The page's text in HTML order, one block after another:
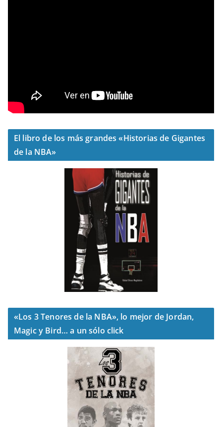
El libro de los más grandes «Historias de Gigantes
de la NBA»
«Los 3 Tenores de la NBA», lo mejor de Jordan,
Magic y Bird… a un sólo click